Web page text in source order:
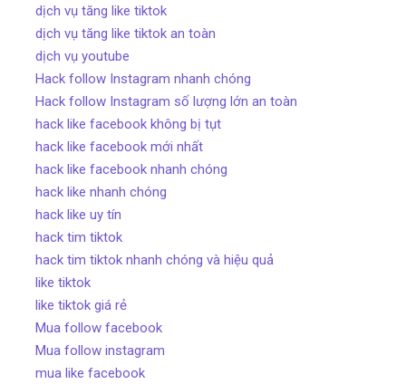
dịch vụ tăng like tiktok
dịch vụ tăng like tiktok an toàn
dịch vụ youtube
Hack follow Instagram nhanh chóng
Hack follow Instagram số lượng lớn an toàn
hack like facebook không bị tụt
hack like facebook mới nhất
hack like facebook nhanh chóng
hack like nhanh chóng
hack like uy tín
hack tim tiktok
hack tim tiktok nhanh chóng và hiệu quả
like tiktok
like tiktok giá rẻ
Mua follow facebook
Mua follow instagram
mua like facebook